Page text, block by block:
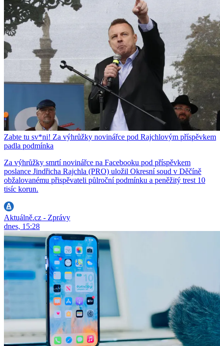
Zabte tu sv*ni! Za výhrůžky novinářce pod Rajchlovým příspěvkem
padla podmínka
Za výhrůžky smrtí novinářce na Facebooku pod příspěvkem
poslance Jindřicha Rajchla (PRO) uložil Okresní soud v Děčíně
obžalovanému přispěvateli půlroční podmínku a peněžitý trest 10
tisíc korun.
Aktuálně.cz - Zprávy
dnes, 15:28